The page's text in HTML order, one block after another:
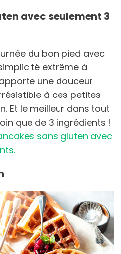
avec seulement 3
du bon pied avec
extrême à
une douceur
à ces petites
Et le meilleur dans tout
que de 3 ingrédients !
sans gluten avec